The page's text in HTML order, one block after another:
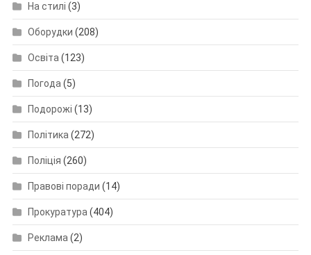
На стилі (3)
Оборудки (208)
Освіта(123)
Погода(5)
Подорожі (13)
Політика(272)
Поліція (260)
Правові поради (14)
Прокуратура(404)
Реклама(2)